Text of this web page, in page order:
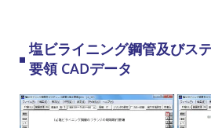
塩ビライニング鋼管及びス
要領 CADデータ